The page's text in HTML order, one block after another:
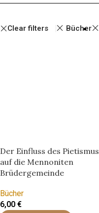
Clear filters Bücher
Der Einfluss des Pietismus
auf die Mennoniten
Brüdergemeinde
Bücher
6,00 €